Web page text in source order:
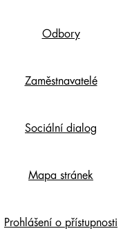
Odbory
Zaměstnavatelé
Sociální dialog
Mapa stránek
Prohlášení o přístupnosti